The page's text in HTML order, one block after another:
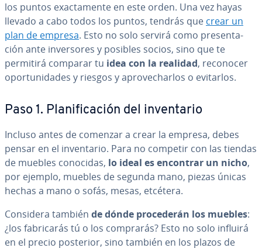
los puntos exac­ta­me­n­te en este orden. Una vez hayas
llevado a cabo todos los puntos, tendrás que crear un
plan de empresa. Esto no solo servirá como pre­se­n­ta­
ción ante in­ve­r­so­res y posibles socios, sino que te
permitirá comparar tu idea con la realidad, reconocer
opo­r­tu­ni­da­des y riesgos y apro­ve­char­los o evitarlos.
Paso 1. Pla­ni­fi­ca­ción del in­ve­n­ta­rio
Incluso antes de comenzar a crear la empresa, debes
pensar en el in­ve­n­ta­rio. Para no competir con las tiendas
de muebles conocidas, lo ideal es encontrar un nicho,
por ejemplo, muebles de segunda mano, piezas únicas
hechas a mano o sofás, mesas, etcétera.
Considera también de dónde pro­ce­de­rán los muebles:
¿los fa­bri­ca­rás tú o los comprarás? Esto no solo influirá
en el precio posterior, sino también en los plazos de